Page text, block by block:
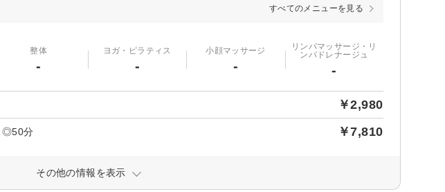
すべてのメニューを見る
整体
-
ヨガ・ピラティス
-
小顔マッサージ
-
リンパマッサージ・リ
ンパドレナージュ
-
￥2,980
◎50分 ￥7,810
その他の情報を表示